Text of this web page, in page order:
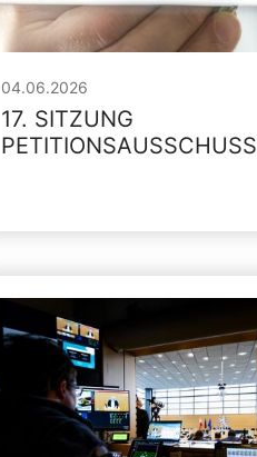
04.06.2026
17. SITZUNG
PETITIONSAUSSCHUSS